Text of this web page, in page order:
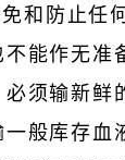
和防止任
能作无准
须输新鲜
般库存血